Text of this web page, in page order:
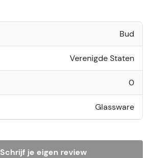
Bud
Verenigde Staten
0
Glassware
Schrijf je eigen review